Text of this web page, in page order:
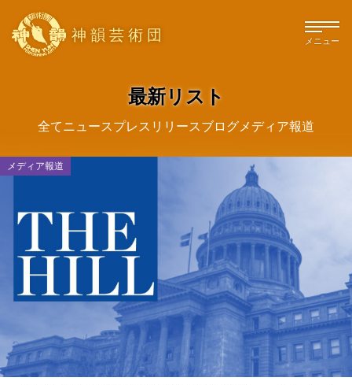
神韻芸術団 メニュー
最新リスト
全てニュースプレスリリースブログ メディア報道
メディア報道